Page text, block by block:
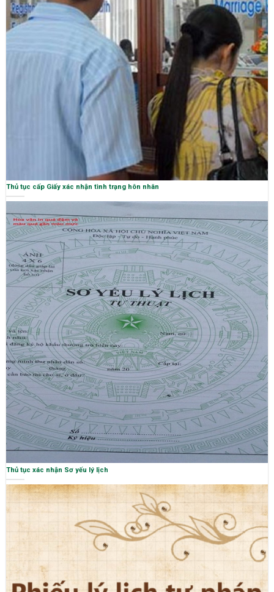
Thủ tục cấp Giấy xác nhận tình trạng hôn nhân
Thủ tục xác nhận Sơ yếu lý lịch